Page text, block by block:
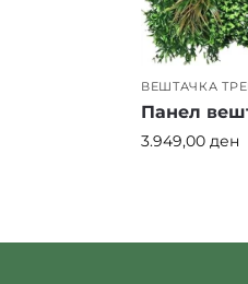
ВЕШТАЧКА
Панел
3.949,00 ден